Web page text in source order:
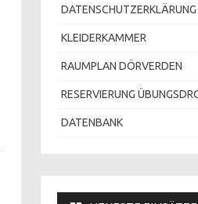
DATENSCHUTZERKLÄRUNG
KLEIDERKAMMER
RAUMPLAN DÖRVERDEN
RESERVIERUNG
DATENBANK